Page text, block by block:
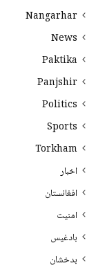
Nangarhar
News
Paktika
Panjshir
Politics
Sports
Torkham
اخبار
افغانستان
امنیت
بادغیس
بدخشان